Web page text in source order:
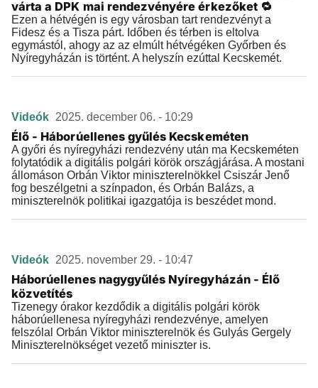
várta a DPK mai rendezvényére érkezőket 🔁
Ezen a hétvégén is egy városban tart rendezvényt a
Fidesz és a Tisza párt. Időben és térben is eltolva
egymástól, ahogy az az elmúlt hétvégéken Győrben és
Nyíregyházán is történt. A helyszín ezúttal Kecskemét.
Videók 2025. december 06. - 10:29
Élő - Háborúellenes gyűlés Kecskeméten
A győri és nyíregyházi rendezvény után ma Kecskeméten
folytatódik a digitális polgári körök országjárása. A mostani
állomáson Orbán Viktor miniszterelnökkel Csiszár Jenő
fog beszélgetni a színpadon, és Orbán Balázs, a
miniszterelnök politikai igazgatója is beszédet mond.
Videók 2025. november 29. - 10:47
Háborúellenes nagygyűlés Nyíregyházán - Élő
közvetítés
Tizenegy órakor kezdődik a digitális polgári körök
háborúellenesa nyíregyházi rendezvénye, amelyen
felszólal Orbán Viktor miniszterelnök és Gulyás Gergely
Miniszterelnökséget vezető miniszter is.